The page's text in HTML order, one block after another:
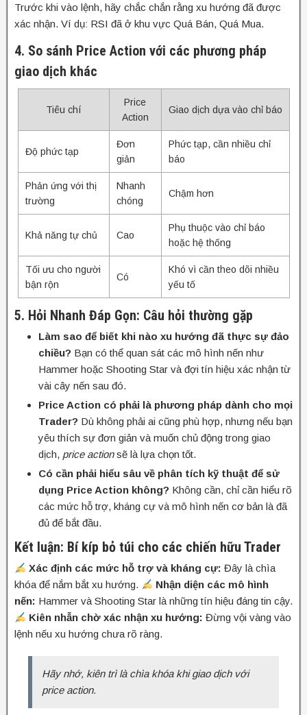
Trước khi vào lệnh, hãy chắc chắn rằng xu hướng đã được
xác nhận. Ví dụ: RSI đã ở khu vực Quá Bán, Quá Mua.
4. So sánh Price Action với các phương pháp
giao dịch khác
Tiêu chí
Price
Action
Giao dịch dựa vào chỉ báo
Độ phức tạp
Đơn
giản
Phức tạp, cần nhiều chỉ
báo
Phản ứng với thị
trường
Nhanh
chóng
Chậm hơn
Khả năng tự chủ Cao
Phụ thuộc vào chỉ báo
hoặc hệ thống
Tối ưu cho người
bận rộn
Có
Khó vì cần theo dõi nhiều
yếu tố
5. Hỏi Nhanh Đáp Gọn: Câu hỏi thường gặp
Làm sao để biết khi nào xu hướng đã thực sự đảo
chiều? Bạn có thể quan sát các mô hình nến như
Hammer hoặc Shooting Star và đợi tín hiệu xác nhận từ
vài cây nến sau đó.
Price Action có phải là phương pháp dành cho mọi
Trader? Dù không phải ai cũng phù hợp, nhưng nếu bạn
yêu thích sự đơn giản và muốn chủ động trong giao
dịch, price actionsẽ là lựa chọn tốt.
Có cần phải hiểu sâu về phân tích kỹ thuật để sử
dụng Price Action không? Không cần, chỉ cần hiểu rõ
các mức hỗ trợ, kháng cự và mô hình nến cơ bản là đã
đủ để bắt đầu.
Kết luận: Bí kíp bỏ túi cho các chiến hữu Trader
Xác định các mức hỗ trợ và kháng cự: Đây là chìa
khóa để nắm bắt xu hướng.
Nhận diện các mô hình
nến: Hammer và Shooting Star là những tín hiệu đáng tin cậy.
Kiên nhẫn chờ xác nhận xu hướng: Đừng vội vàng vào
lệnh nếu xu hướng chưa rõ ràng.
Hãy nhớ, kiên trì là chìa khóa khi giao dịch với
price action.